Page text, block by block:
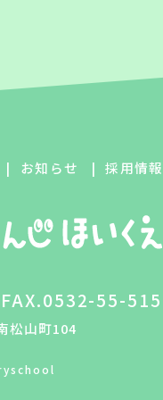
お知らせ 採用情報
FAX.0532-55-
松山町104